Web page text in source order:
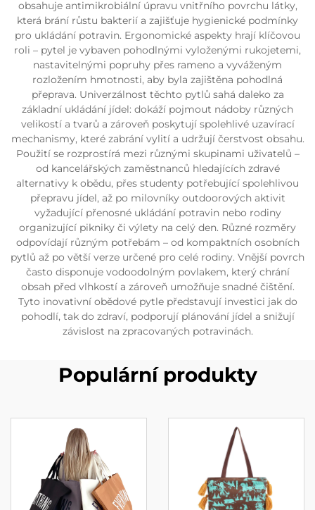
obsahuje antimikrobiální úpravu vnitřního povrchu látky,
která brání růstu bakterií a zajišťuje hygienické podmínky
pro ukládání potravin. Ergonomické aspekty hrají klíčovou
roli – pytel je vybaven pohodlnými vyloženými rukojetemi,
nastavitelnými popruhy přes rameno a vyváženým
rozložením hmotnosti, aby byla zajištěna pohodlná
přeprava. Univerzálnost těchto pytlů sahá daleko za
základní ukládání jídel: dokáží pojmout nádoby různých
velikostí a tvarů a zároveň poskytují spolehlivé uzavírací
mechanismy, které zabrání vylití a udržují čerstvost obsahu.
Použití se rozprostírá mezi různými skupinami uživatelů –
od kancelářských zaměstnanců hledajících zdravé
alternativy k obědu, přes studenty potřebující spolehlivou
přepravu jídel, až po milovníky outdoorových aktivit
vyžadující přenosné ukládání potravin nebo rodiny
organizující pikniky či výlety na celý den. Různé rozměry
odpovídají různým potřebám – od kompaktních osobních
pytlů až po větší verze určené pro celé rodiny. Vnější povrch
často disponuje vodoodolným povlakem, který chrání
obsah před vlhkostí a zároveň umožňuje snadné čištění.
Tyto inovativní obědové pytle představují investici jak do
pohodlí, tak do zdraví, podporují plánování jídel a snižují
závislost na zpracovaných potravinách.
Populární produkty